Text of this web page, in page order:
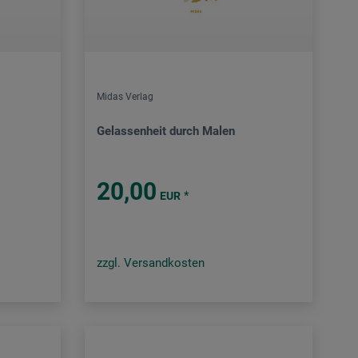
Midas Verlag
Gelassenheit durch Malen
20,00 EUR *
zzgl. Versandkosten